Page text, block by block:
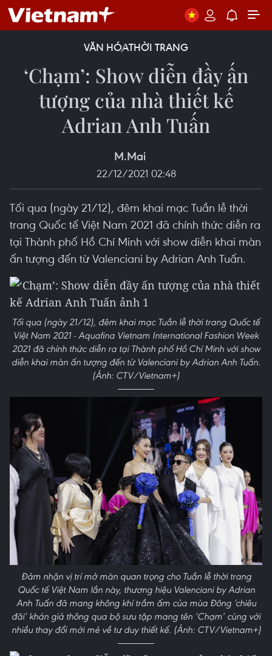
VĂN HÓATHỜI TRANG
‘Chạm’: Show diễn đầy ấn
tượng của nhà thiết kế
Adrian Anh Tuấn
M.Mai
22/12/2021 02:48
Tối qua (ngày 21/12), đêm khai mạc Tuần lễ thời
trang Quốc tế Việt Nam 2021 đã chính thức diễn ra
tại Thành phố Hồ Chí Minh với show diễn khai màn
ấn tượng đến từ Valenciani by Adrian Anh Tuấn.
Tối qua (ngày 21/12), đêm khai mạc Tuần lễ thời trang Quốc tế
Việt Nam 2021 - Aquafina Vietnam International Fashion Week
2021 đã chính thức diễn ra tại Thành phố Hồ Chí Minh với show
diễn khai màn ấn tượng đến từ Valenciani by Adrian Anh Tuấn.
(Ảnh: CTV/Vietnam+)
Đảm nhận vị trí mở màn quan trọng cho Tuần lễ thời trang
Quốc tế Việt Nam lần này, thương hiệu Valenciani by Adrian
Anh Tuấn đã mang không khí trầm ấm của mùa Đông ‘chiêu
đãi’ khán giả thông qua bộ sưu tập mang tên ‘Chạm’ cùng với
nhiều thay đổi mới mẻ về tư duy thiết kế. (Ảnh: CTV/Vietnam+)